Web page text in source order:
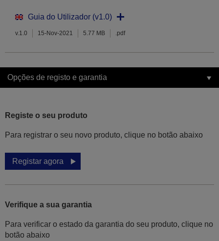
Guia do Utilizador (v1.0)
v.1.0 15-Nov-2021 5.77 MB .pdf
Opções de registo e garantia
Registe o seu produto
Para registrar o seu novo produto, clique no botão abaixo
Registar agora
Verifique a sua garantia
Para verificar o estado da garantia do seu produto, clique no
botão abaixo